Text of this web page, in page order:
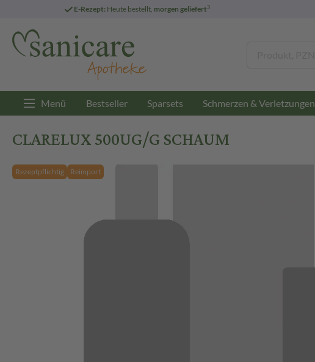
E-Rezept: Heute bestellt, morgen geliefert3
Menü Bestseller Sparsets Schmerzen & Verletzungen
CLARELUX 500UG/G SCHAUM
Rezeptpflichtig Reimport